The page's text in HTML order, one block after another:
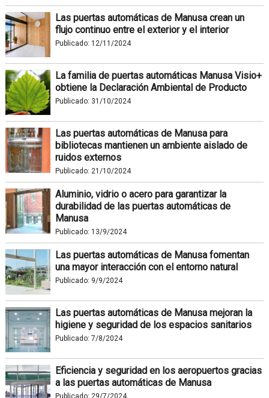
Las puertas automáticas de Manusa crean un
flujo continuo entre el exterior y el interior
Publicado: 12/11/2024
La familia de puertas automáticas Manusa Visio+
obtiene la Declaración Ambiental de Producto
Publicado: 31/10/2024
Las puertas automáticas de Manusa para
bibliotecas mantienen un ambiente aislado de
ruidos externos
Publicado: 21/10/2024
Aluminio, vidrio o acero para garantizar la
durabilidad de las puertas automáticas de
Manusa
Publicado: 13/9/2024
Las puertas automáticas de Manusa fomentan
una mayor interacción con el entorno natural
Publicado: 9/9/2024
Las puertas automáticas de Manusa mejoran la
higiene y seguridad de los espacios sanitarios
Publicado: 7/8/2024
Eficiencia y seguridad en los aeropuertos gracias
a las puertas automáticas de Manusa